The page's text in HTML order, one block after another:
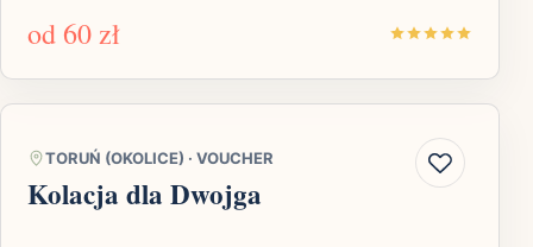
od60 zł
TORUŃ (OKOLICE) · VOUCHER
Kolacja dla Dwojga